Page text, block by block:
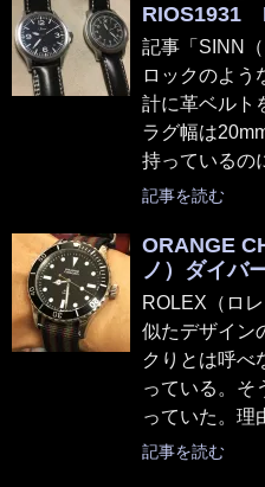
RIOS1931
記事「SINN
ロックのよう
計に革ベルト
ラグ幅は
持っているの
記事を読む
ORANGE
ノ）ダイバ
ROLEX（ロ
似たデザイン
クりとは呼べ
っている。そ
っていた。理
記事を読む